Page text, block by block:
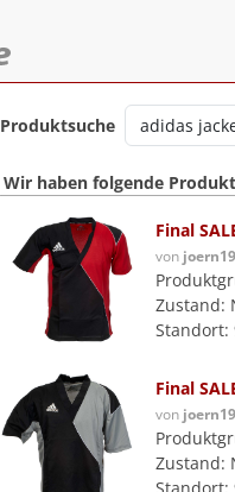
Produktsuche
Wir haben folgende
Final
von
Zustand:
Standort:
Final
von
Zustand: